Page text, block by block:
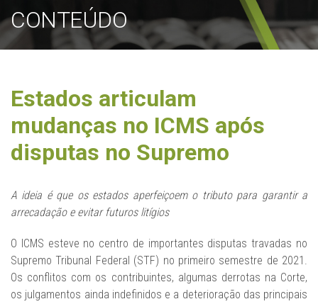
CONTEÚDO
Estados articulam
mudanças no ICMS após
disputas no Supremo
A ideia é que os estados aperfeiçoem o tributo para garantir a
arrecadação e evitar futuros litígios
O ICMS esteve no centro de importantes disputas travadas no
Supremo Tribunal Federal (STF) no primeiro semestre de 2021.
Os conflitos com os contribuintes, algumas derrotas na Corte,
os julgamentos ainda indefinidos e a deterioração das principais